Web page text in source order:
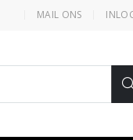
MAIL ONS
VRAGEN?
050